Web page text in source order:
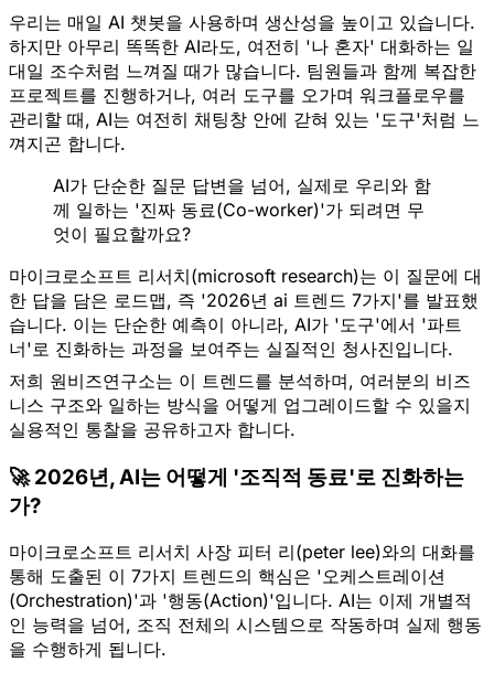
우리는 매일 AI 챗봇을 사용하며 생산성을 높이고 있습니다.
하지만 아무리 똑똑한 AI라도, 여전히 '나 혼자' 대화하는 일
대일 조수처럼 느껴질 때가 많습니다. 팀원들과 함께 복잡한
프로젝트를 진행하거나, 여러 도구를 오가며 워크플로우를
관리할 때, AI는 여전히 채팅창 안에 갇혀 있는 '도구'처럼 느
껴지곤 합니다.
AI가 단순한 질문 답변을 넘어, 실제로 우리와 함
께 일하는 '진짜 동료(Co-worker)'가 되려면 무
엇이 필요할까요?
마이크로소프트 리서치(microsoft research)는 이 질문에 대
한 답을 담은 로드맵, 즉 '2026년 ai 트렌드 7가지'를 발표했
습니다. 이는 단순한 예측이 아니라, AI가 '도구'에서 '파트
너'로 진화하는 과정을 보여주는 실질적인 청사진입니다.
저희 원비즈연구소는 이 트렌드를 분석하며, 여러분의 비즈
니스 구조와 일하는 방식을 어떻게 업그레이드할 수 있을지
실용적인 통찰을 공유하고자 합니다.
🚀 2026년, AI는 어떻게 '조직적 동료'로 진화하는
가?
마이크로소프트 리서치 사장 피터 리(peter lee)와의 대화를
통해 도출된 이 7가지 트렌드의 핵심은 '오케스트레이션
(Orchestration)'과 '행동(Action)'입니다. AI는 이제 개별적
인 능력을 넘어, 조직 전체의 시스템으로 작동하며 실제 행동
을 수행하게 됩니다.